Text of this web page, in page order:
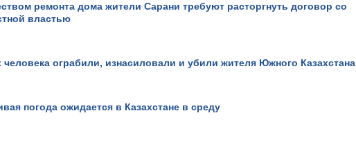
ремонта дома жители Сарани требуют расторгнуть договор со
властью
ограбили, изнасиловали и убили жителя Южного Казахстана
погода ожидается в Казахстане в среду